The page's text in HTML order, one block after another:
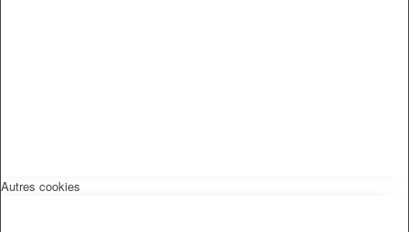
Autres cookies